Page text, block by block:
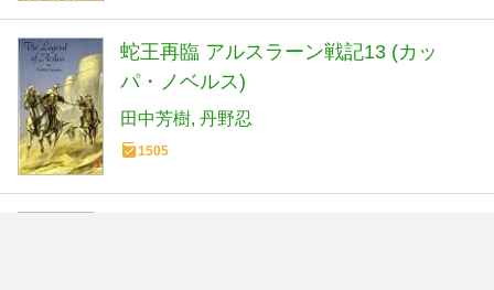
蛇王再臨 アルスラーン戦記13 (カッ
パ・ノベルス)
田中芳樹 丹野忍
1505